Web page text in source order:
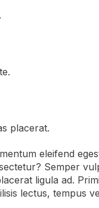
placerat.
eleifend
Semper
ligula ad.
lectus, tempus